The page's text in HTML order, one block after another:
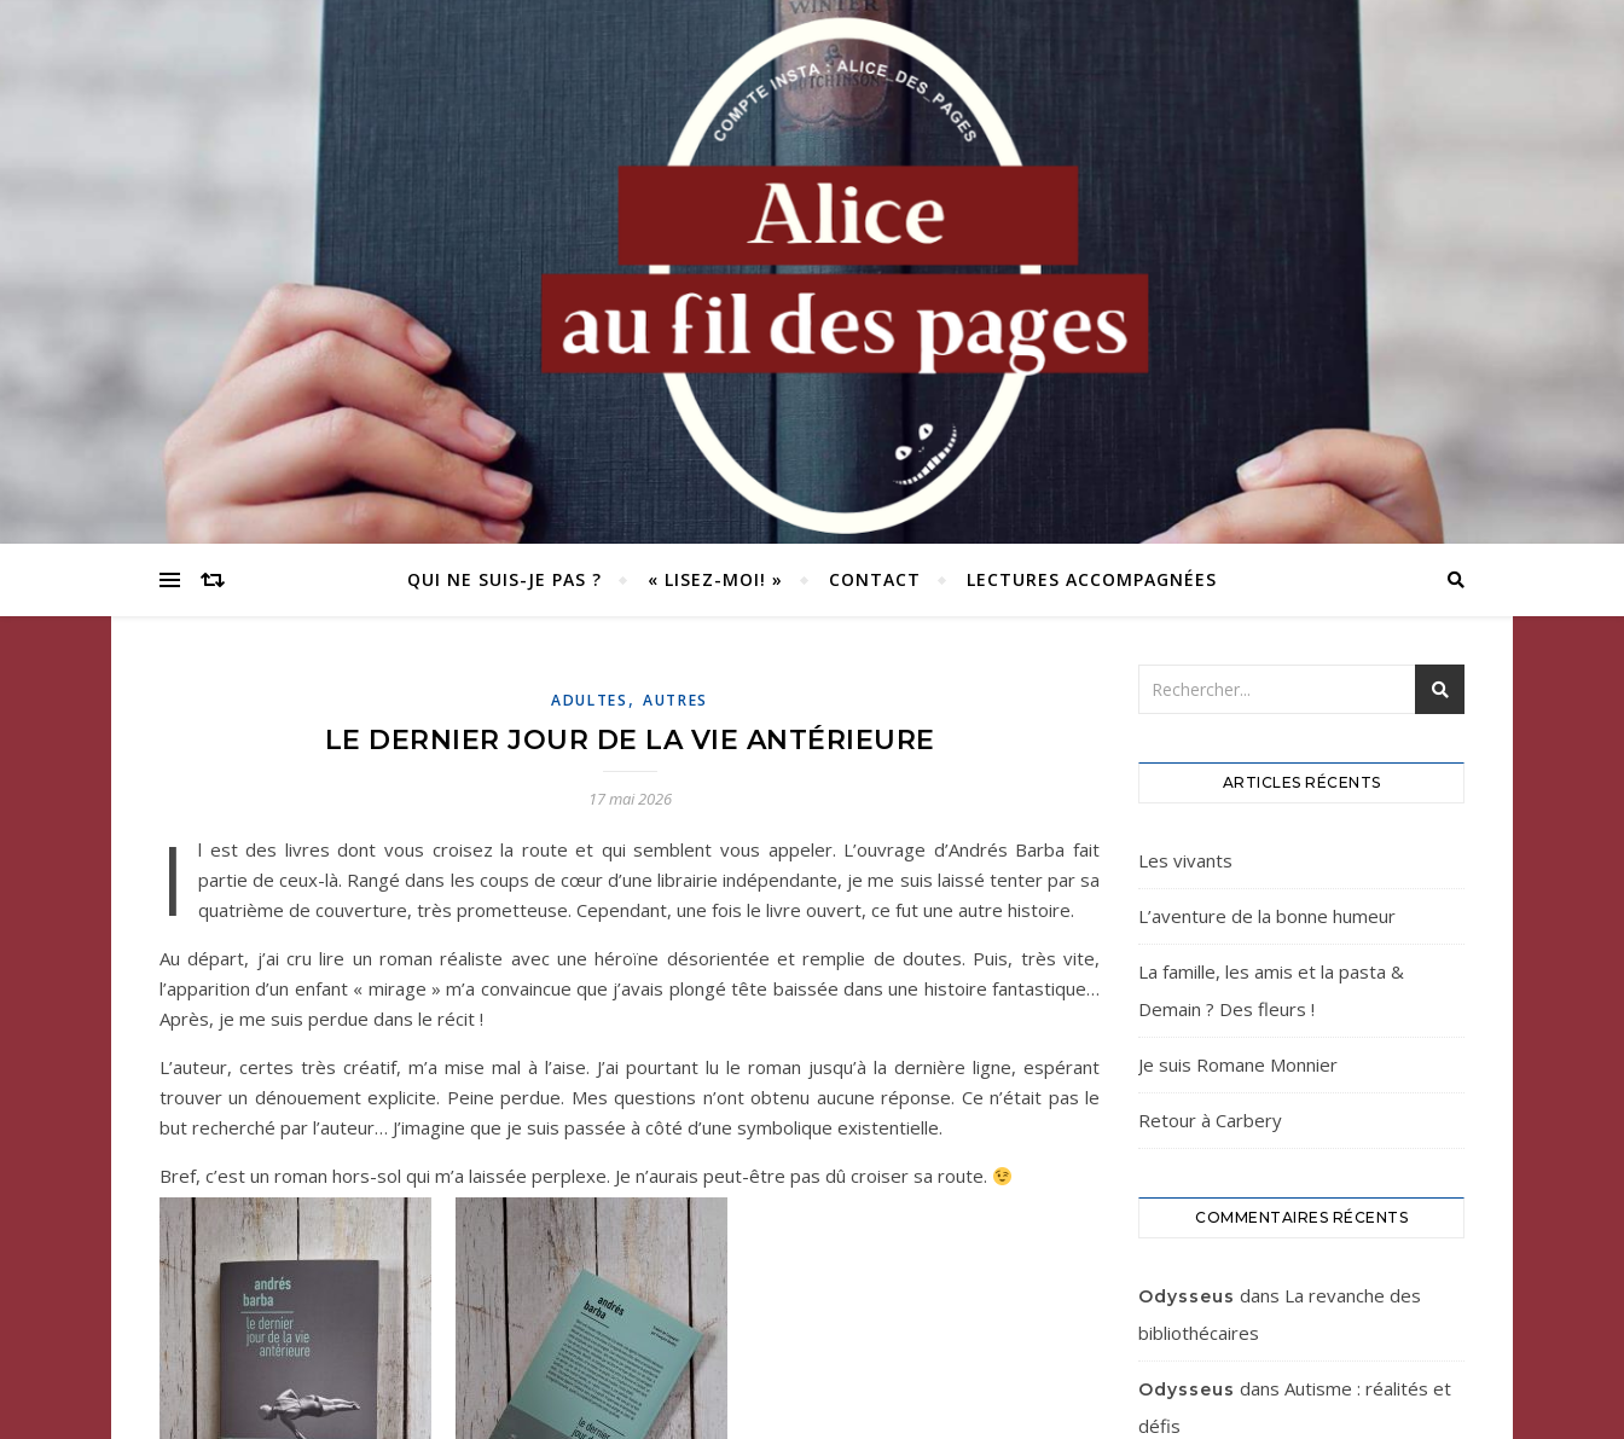
QUI NE SUIS-JE PAS ? « LISEZ-MOI! » CONTACT LECTURES ACCOMPAGNÉES
ADULTES , AUTRES
LE DERNIER JOUR DE LA VIE ANTÉRIEURE
17 mai 2026
I
l est des livres dont vous croisez la route et qui semblent vous appeler. L’ouvrage d’Andrés Barba fait
partie de ceux-là. Rangé dans les coups de cœur d’une librairie indépendante, je me suis laissé tenter par sa
quatrième de couverture, très prometteuse. Cependant, une fois le livre ouvert, ce fut une autre histoire.
Au départ, j’ai cru lire un roman réaliste avec une héroïne désorientée et remplie de doutes. Puis, très vite,
l’apparition d’un enfant « mirage » m’a convaincue que j’avais plongé tête baissée dans une histoire fantastique…
Après, je me suis perdue dans le récit !
L’auteur, certes très créatif, m’a mise mal à l’aise. J’ai pourtant lu le roman jusqu’à la dernière ligne, espérant
trouver un dénouement explicite. Peine perdue. Mes questions n’ont obtenu aucune réponse. Ce n’était pas le
but recherché par l’auteur… J’imagine que je suis passée à côté d’une symbolique existentielle.
Bref, c’est un roman hors-sol qui m’a laissée perplexe. Je n’aurais peut-être pas dû croiser sa route.
ARTICLES RÉCENTS
Les vivants
L’aventure de la bonne humeur
La famille, les amis et la pasta &
Demain ? Des fleurs !
Je suis Romane Monnier
Retour à Carbery
COMMENTAIRES RÉCENTS
Odysseus dans La revanche des
bibliothécaires
Odysseus dans Autisme : réalités et
défis